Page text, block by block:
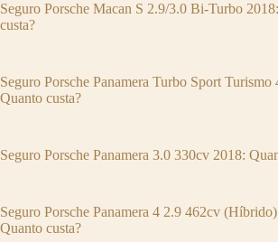
Seguro Porsche Macan S 2.9/3.0 Bi-Turbo
custa?
Seguro Porsche Panamera Turbo Sport Turismo
Quanto custa?
Seguro Porsche Panamera 3.0 330cv 2018:
Seguro Porsche Panamera 4 2.9 462cv
Quanto custa?